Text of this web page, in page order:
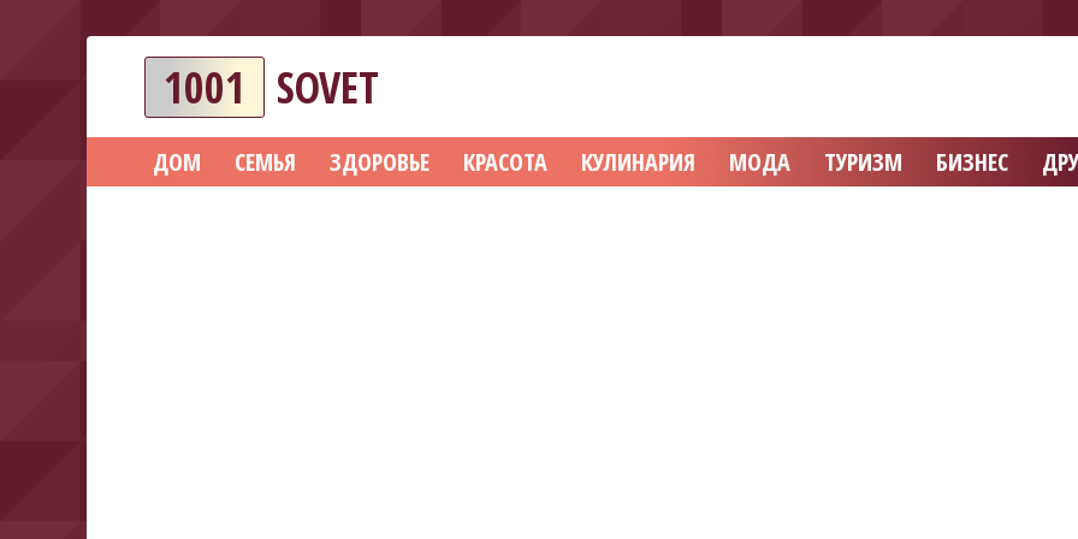
1001 SOVET
ДОМ СЕМЬЯ ЗДОРОВЬЕ КРАСОТА КУЛИНАРИЯ МОДА ТУРИЗМ БИЗНЕС